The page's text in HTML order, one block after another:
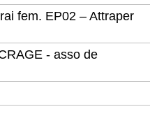
fem. EP02 – Attraper
- asso de